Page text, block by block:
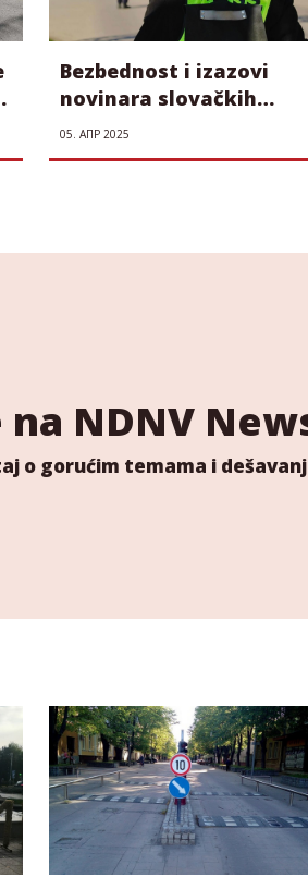
Bezbednost i izazovi
novinara slovačkih
redakcija RTV-a na
protestima: Većinu baš i
05. АПР 2025
NDNV
o gorućim temama i